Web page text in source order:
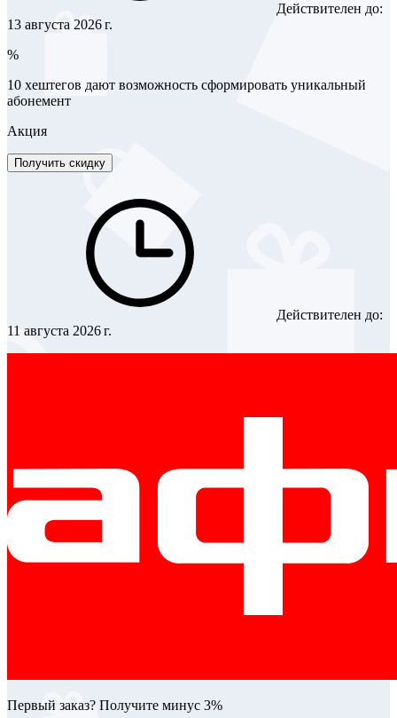
Действителен до:
13 августа 2026 г.
%
10 хештегов дают возможность сформировать уникальный
абонемент
Акция
Получить скидку
Действителен до:
11 августа 2026 г.
Первый заказ? Получите минус 3%